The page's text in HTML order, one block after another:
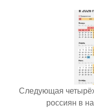
Следующая
россиян в